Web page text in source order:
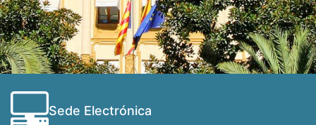
Sede Electrónica